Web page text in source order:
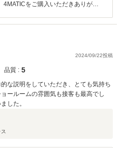
をご購入いただきありがと
だきました。 大変感謝しておりま
オプションのお車になりますので 安
変感謝しております。 アフターサー
ので 末永くよろしくお願いしま
2024/09/22投稿
品質 : 5
な説明をしていただき、とても気持ち
ールームの雰囲気も接客も最高でし
した。
ス